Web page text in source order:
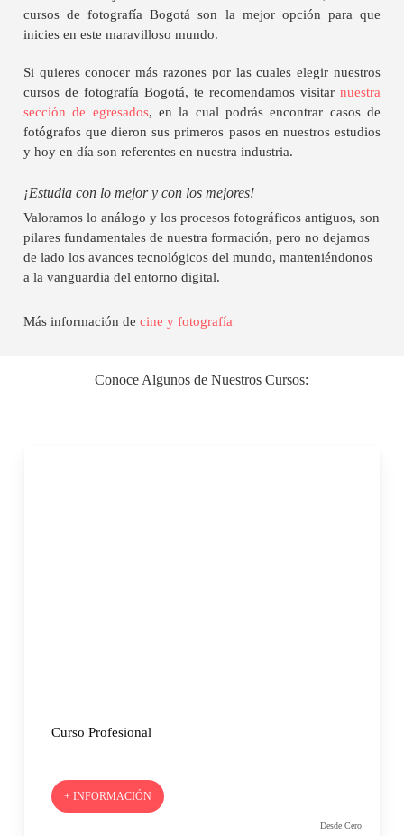
cursos de fotografía Bogotá son la mejor opción para que
inicies en este maravilloso mundo.
Si quieres conocer más razones por las cuales elegir nuestros
cursos de fotografía Bogotá, te recomendamos visitarnuestra
sección de egresados, en la cual podrás encontrar casos de
fotógrafos que dieron sus primeros pasos en nuestros estudios
y hoy en día son referentes en nuestra industria.
¡Estudia con lo mejor y con los mejores!
Valoramos lo análogo y los procesos fotográficos antiguos, son
pilares fundamentales de nuestra formación, pero no dejamos
de lado los avances tecnológicos del mundo, manteniéndonos
a la vanguardia del entorno digital.
Más información de cine y fotografía
Conoce Algunos de Nuestros Cursos:
Curso Profesional
+ INFORMACIÓN
Desde Cero